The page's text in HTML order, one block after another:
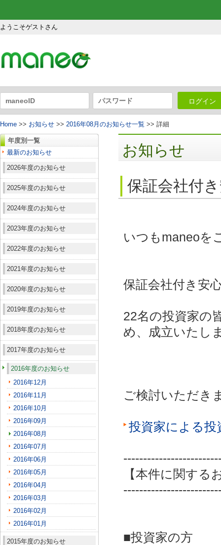
ようこそゲストさん
ログイン
Home >> お知らせ >> 2016年08月のお知らせ一覧 >> 詳細
年度別一覧
最新のお知らせ
2026年度のお知らせ
2025年度のお知らせ
2024年度のお知らせ
2023年度のお知らせ
2022年度のお知らせ
2021年度のお知らせ
2020年度のお知らせ
2019年度のお知らせ
2018年度のお知らせ
2017年度のお知らせ
2016年度のお知らせ
2016年12月
2016年11月
2016年10月
2016年09月
2016年08月
2016年07月
2016年06月
2016年05月
2016年04月
2016年03月
2016年02月
2016年01月
2015年度のお知らせ
お知らせ
保証会社付
いつもmaneoを
保証会社付き安
22名の投資家の
め、成立いたし
ご検討いただき
投資家による
【本件に関する
■投資家の方